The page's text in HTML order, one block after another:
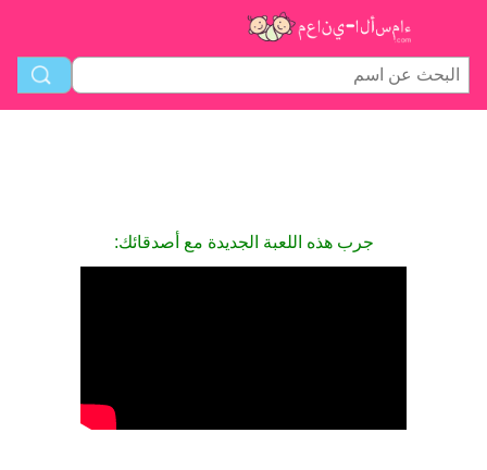
جرب هذه اللعبة الجديدة مع أصدقائك: